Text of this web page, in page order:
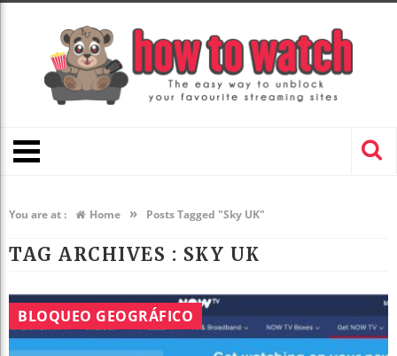
You are at : Home » Posts Tagged "Sky UK"
TAG ARCHIVES : SKY UK
BLOQUEO GEOGRÁFICO